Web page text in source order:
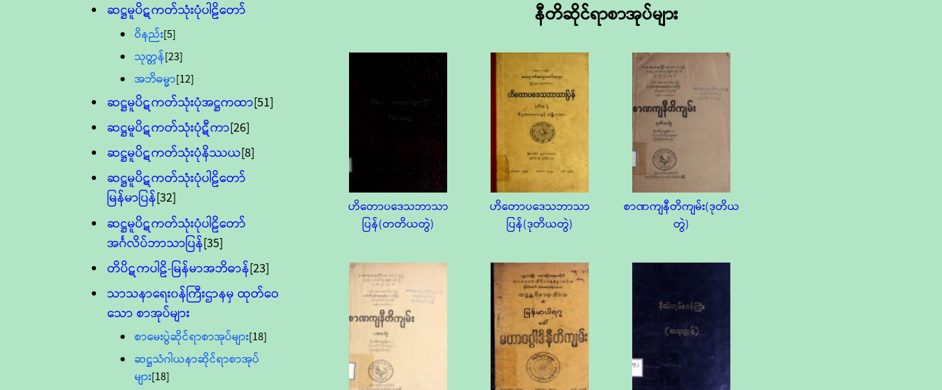
ဆဋ္ဌမူပိဋကတ်သုံးပုံပါဠိတော်
ဝိနည်း[5]
သုတ္တန်[23]
အဘိဓမ္မာ[12]
ဆဋ္ဌမူပိဋကတ်သုံးပုံအဋ္ဌကထာ[51]
ဆဋ္ဌမူပိဋကတ်သုံးပုံဋီကာ[26]
ဆဋ္ဌမူပိဋကတ်သုံးပုံနိဿယ[8]
ဆဋ္ဌမူပိဋကတ်သုံးပုံပါဠိတော်
မြန်မာပြန်[32]
ဆဋ္ဌမူပိဋကတ်သုံးပုံပါဠိတော်
အင်္ဂလိပ်ဘာသာပြန်[35]
တိပိဋကပါဠိ-မြန်မာအဘိဓာန်[23]
သာသနာရေး၀န်ကြီးဌာနမှ ထုတ်ဝေ
သော စာအုပ်များ
စာမေးပွဲဆိုင်ရာစာအုပ်များ[18]
ဆဋ္ဌသံဂါယနာဆိုင်ရာစာအုပ်
များ[18]
နီတိဆိုင်ရာစာအုပ်များ
ဟိတောပဒေသဘာသာ
ပြန်(တတိယတွဲ)
ဟိတောပဒေသဘာသာ
ပြန်(ဒုတိယတွဲ)
စာဏကျနီတိကျမ်း(ဒုတိယ
တွဲ)